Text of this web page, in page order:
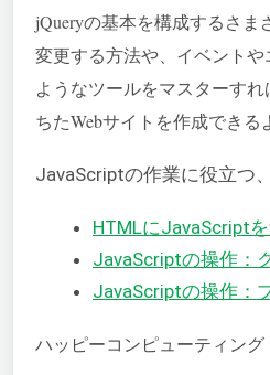
jQueryの基本を構成するさ
変更する方法や、イベント
ようなツールをマスターす
ちたWebサイトを作成できる
JavaScriptの作業に役立つ、
HTMLにJavaScript
JavaScriptの操作：
JavaScriptの操作：
ハッピーコンピューティング